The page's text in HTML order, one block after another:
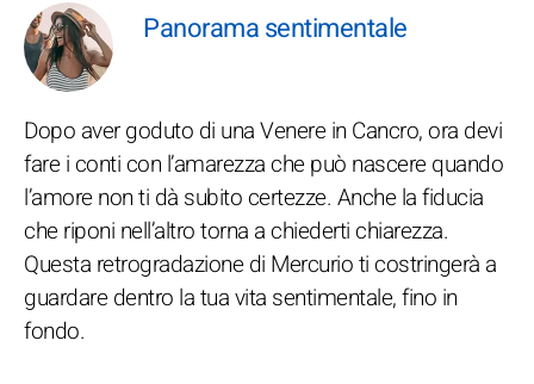
Panorama sentimentale
Dopo aver goduto di una Venere in Cancro, ora devi
fare i conti con l’amarezza che può nascere quando
l’amore non ti dà subito certezze. Anche la fiducia
che riponi nell’altro torna a chiederti chiarezza.
Questa retrogradazione di Mercurio ti costringerà a
guardare dentro la tua vita sentimentale, fino in
fondo.